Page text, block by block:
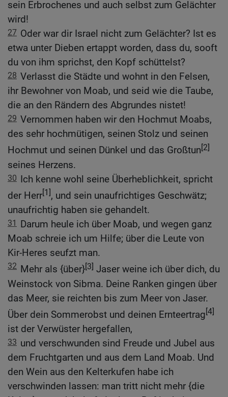
sein Erbrochenes und auch selbst zum Gelächter
wird!
27 Oder war dir Israel nicht zum Gelächter? Ist es
etwa unter Dieben ertappt worden, dass du, sooft
du von ihm sprichst, den Kopf schüttelst?
28 Verlasst die Städte und wohnt in den Felsen,
ihr Bewohner von Moab, und seid wie die Taube,
die an den Rändern des Abgrundes nistet!
29 Vernommen haben wir den Hochmut Moabs,
des sehr hochmütigen, seinen Stolz und seinen
Hochmut und seinen Dünkel und das Großtun[2]
seines Herzens.
30 Ich kenne wohl seine Überheblichkeit, spricht
der Herr[1], und sein unaufrichtiges Geschwätz;
unaufrichtig haben sie gehandelt.
31
Darum heule ich über Moab, und wegen ganz
Moab schreie ich um Hilfe; über die Leute von
Kir-Heres seufzt man.
32 Mehr als {über}[3] Jaser weine ich über dich, du
Weinstock von Sibma. Deine Ranken gingen über
das Meer, sie reichten bis zum Meer von Jaser.
Über dein Sommerobst und deinen Ernteertrag[4]
ist der Verwüster hergefallen,
33 und verschwunden sind Freude und Jubel aus
dem Fruchtgarten und aus dem Land Moab. Und
den Wein aus den Kelterkufen habe ich
verschwinden lassen: man tritt nicht mehr {die